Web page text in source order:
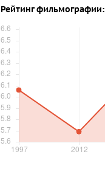
Рейтинг фильмографии: